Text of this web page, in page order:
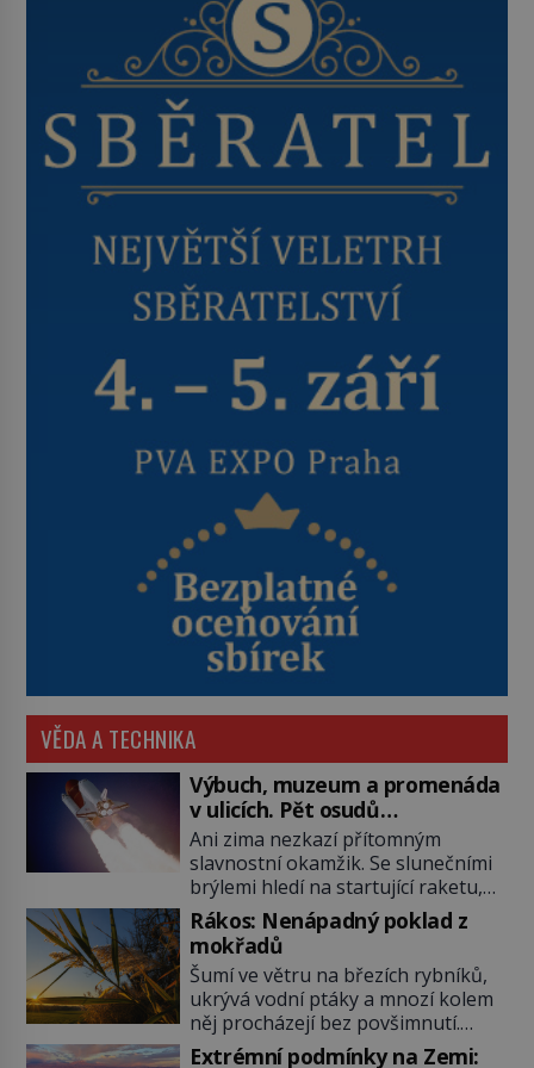
VĚDA A TECHNIKA
Výbuch, muzeum a promenáda
v ulicích. Pět osudů
nejslavnějších raketoplánů
Ani zima nezkazí přítomným
slavnostní okamžik. Se slunečními
brýlemi hledí na startující raketu,
která má do vesmíru vynést kromě
posádky také obyčejnou učitelku.
Po několika sekundách všem
ztuhnou úsměvy, stroj totiž
exploduje. Jejich konstrukce není
z levného kraje, daňové poplatníky
stojí miliardy dolarů. Na druhou
Rákos: Nenápadný poklad z
mokřadů
Šumí ve větru na březích rybníků,
ukrývá vodní ptáky a mnozí kolem
něj procházejí bez povšimnutí.
Přesto právě rákos pomáhal stavět
Extrémní podmínky na Zemi: